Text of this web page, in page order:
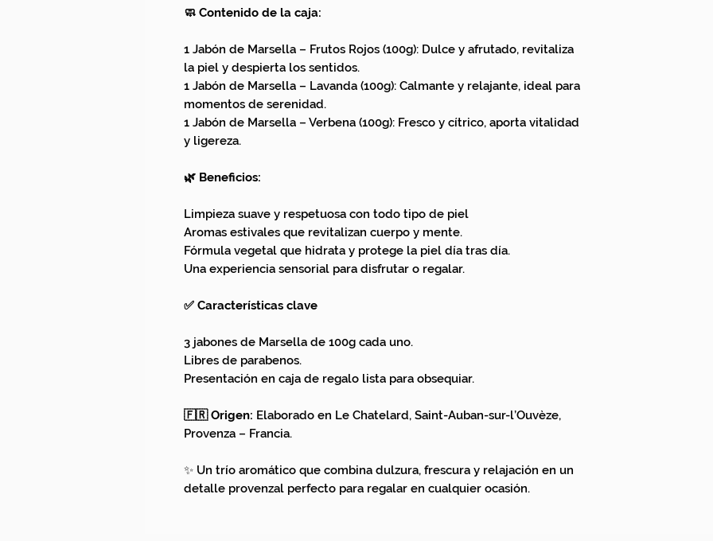
🧼 Contenido de la caja:
1 Jabón de Marsella – Frutos Rojos (100g): Dulce y afrutado, revitaliza
la piel y despierta los sentidos.
1 Jabón de Marsella – Lavanda (100g): Calmante y relajante, ideal para
momentos de serenidad.
1 Jabón de Marsella – Verbena (100g): Fresco y cítrico, aporta vitalidad
y ligereza.
🌿 Beneficios:
Limpieza suave y respetuosa con todo tipo de piel
Aromas estivales que revitalizan cuerpo y mente.
Fórmula vegetal que hidrata y protege la piel día tras día.
Una experiencia sensorial para disfrutar o regalar.
✅ Características clave
3 jabones de Marsella de 100g cada uno.
Libres de parabenos.
Presentación en caja de regalo lista para obsequiar.
🇫🇷 Origen: Elaborado en Le Chatelard, Saint-Auban-sur-l’Ouvèze,
Provenza – Francia.
✨ Un trío aromático que combina dulzura, frescura y relajación en un
detalle provenzal perfecto para regalar en cualquier ocasión.